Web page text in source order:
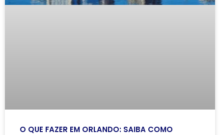
O QUE FAZER EM ORLANDO: SAIBA COMO